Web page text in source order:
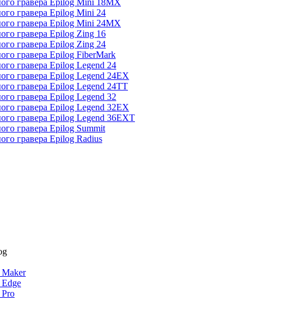
гравера Epilog Mini 18MX
гравера Epilog Mini 24
гравера Epilog Mini 24MX
гравера Epilog Zing 16
гравера Epilog Zing 24
гравера Epilog FiberMark
гравера Epilog Legend 24
гравера Epilog Legend 24EX
гравера Epilog Legend 24TT
гравера Epilog Legend 32
гравера Epilog Legend 32EX
гравера Epilog Legend 36EXT
гравера Epilog Summit
гравера Epilog Radius